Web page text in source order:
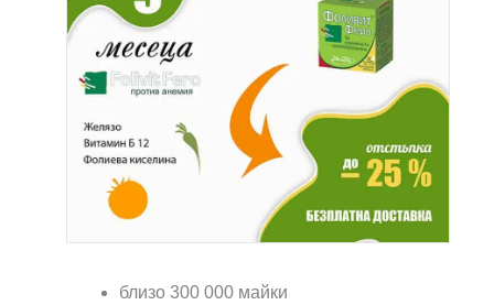
близо 300 000 майки